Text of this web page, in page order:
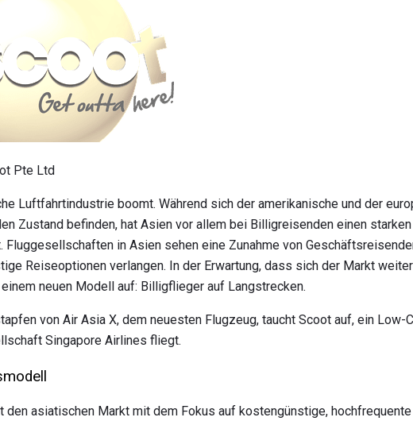
Pte Ltd
Luftfahrtindustrie boomt. Während sich der amerikanische und der
Zustand befinden, hat Asien vor allem bei Billigreisenden einen
Fluggesellschaften in Asien sehen eine Zunahme von
Reiseoptionen verlangen. In der Erwartung, dass sich der Markt
neuen Modell auf: Billigflieger auf Langstrecken.
von Air Asia X, dem neuesten Flugzeug, taucht Scoot auf, ein Low-
Singapore Airlines fliegt.
den asiatischen Markt mit dem Fokus auf kostengünstige,